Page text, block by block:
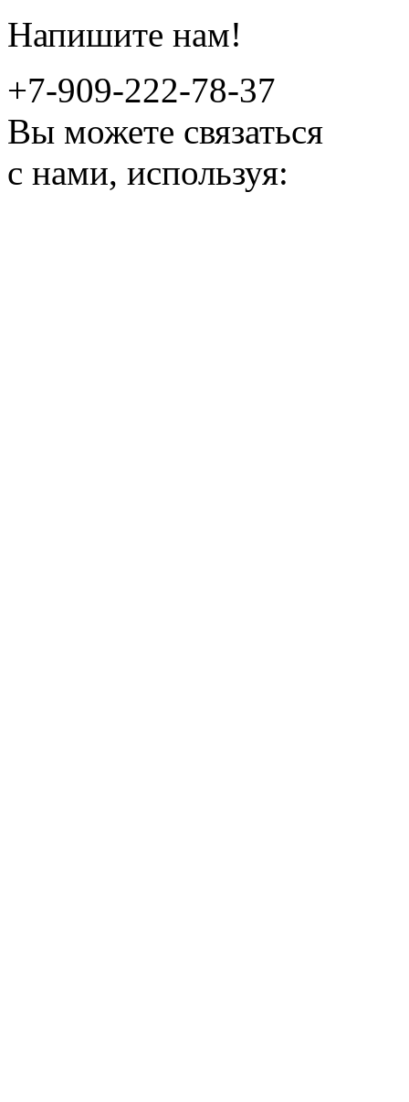
Напишите нам!
+7-909-222-78-37
Вы можете связаться
с нами, используя: